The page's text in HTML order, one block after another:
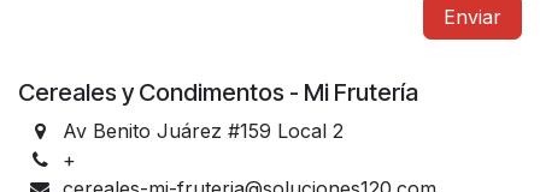
Enviar
Cereales y Condimentos - Mi Frutería
Av Benito Juárez #159 Local 2
+